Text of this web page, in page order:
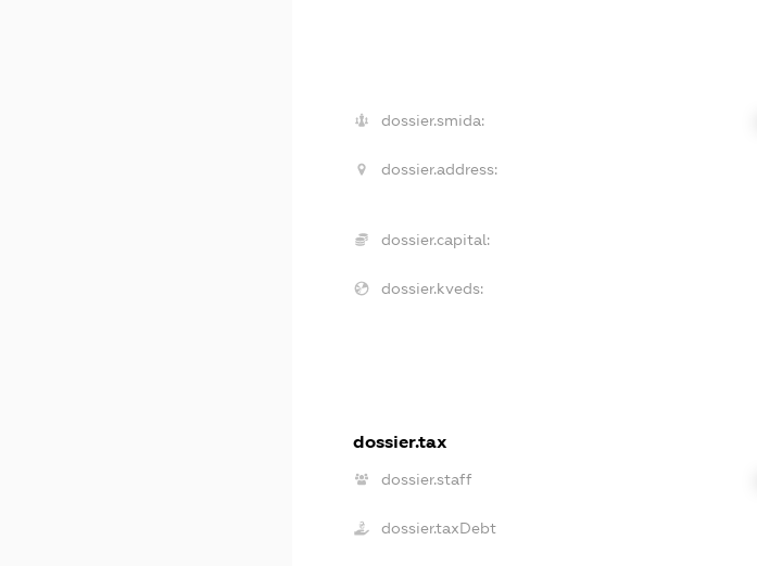
dossier.smida:
dossier.address:
dossier.capital:
dossier.kveds:
dossier.tax
dossier.staff
dossier.taxDebt